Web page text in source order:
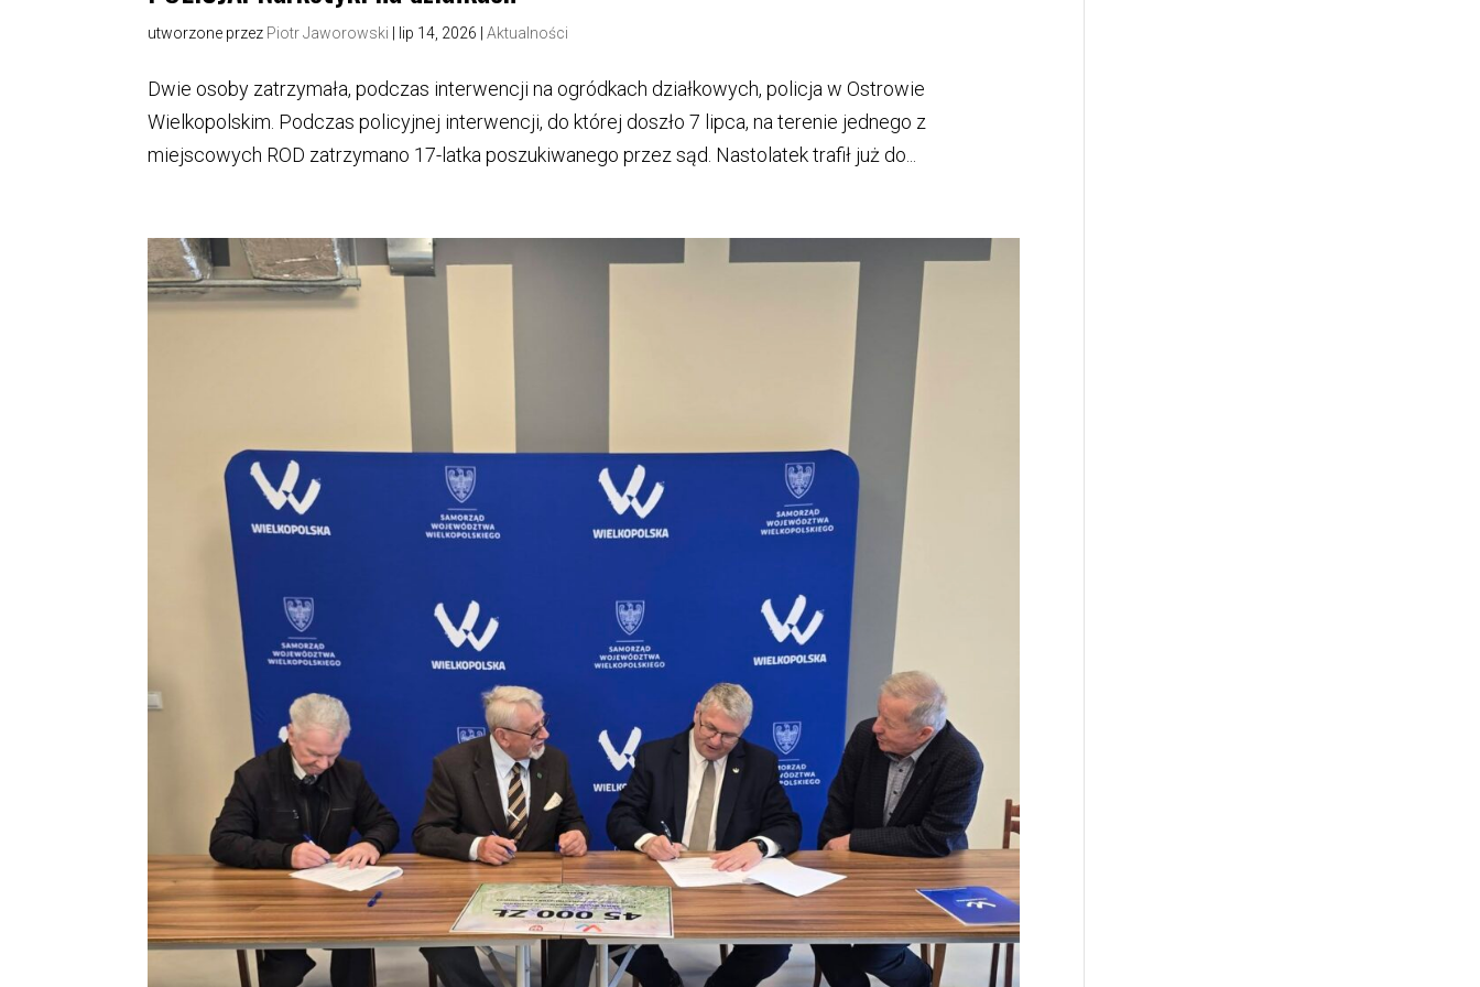
utworzone przez Piotr Jaworowski lip 14, 2026 |Aktualności
Dwie osoby zatrzymała, podczas interwencji na ogródkach działkowych, policja w Ostrowie
Wielkopolskim. Podczas policyjnej interwencji, do której doszło 7 lipca, na terenie jednego z
miejscowych ROD zatrzymano 17-latka poszukiwanego przez sąd. Nastolatek trafił już do...